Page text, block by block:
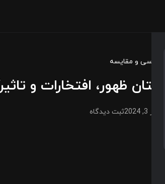
بررسی و مقایسه
ظهور، افتخارات و
ثبت دیدگاه